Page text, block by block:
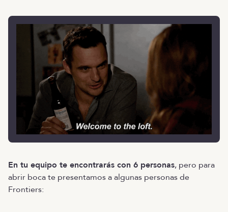
En tu equipo te encontrarás con 6 personas, pero para
abrir boca te presentamos a algunas personas de
Frontiers: